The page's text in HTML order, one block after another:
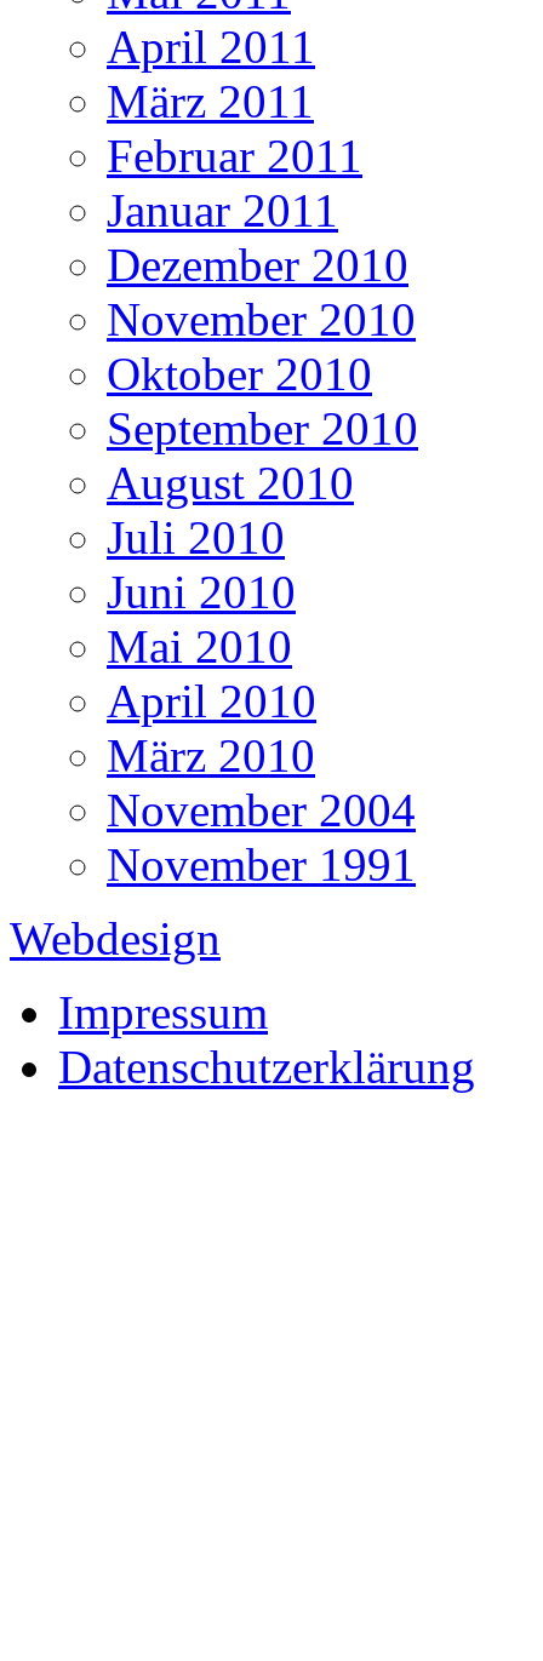
April 2011
März 2011
Februar 2011
Januar 2011
Dezember 2010
November 2010
Oktober 2010
September 2010
August 2010
Juli 2010
Juni 2010
Mai 2010
April 2010
März 2010
November 2004
November 1991
Webdesign
Impressum
Datenschutzerklärung